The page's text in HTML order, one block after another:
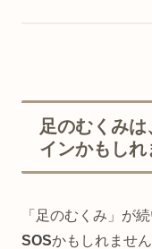
足のむくみ
インかもしれ
「足のむくみ」が
SOSかもしれません